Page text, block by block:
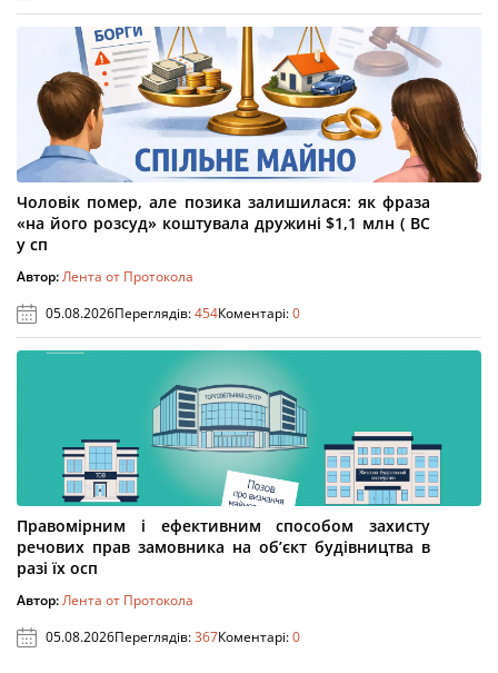
Чоловік помер, але позика залишилася: як фраза
«на його розсуд» коштувала дружині $1,1 млн ( ВС
у сп
Автор:Лента от Протокола
05.08.2026Переглядів:454Коментарі:0
Правомірним і ефективним способом захисту
речових прав замовника на об’єкт будівництва в
разі їх осп
Автор:Лента от Протокола
05.08.2026Переглядів:367Коментарі:0